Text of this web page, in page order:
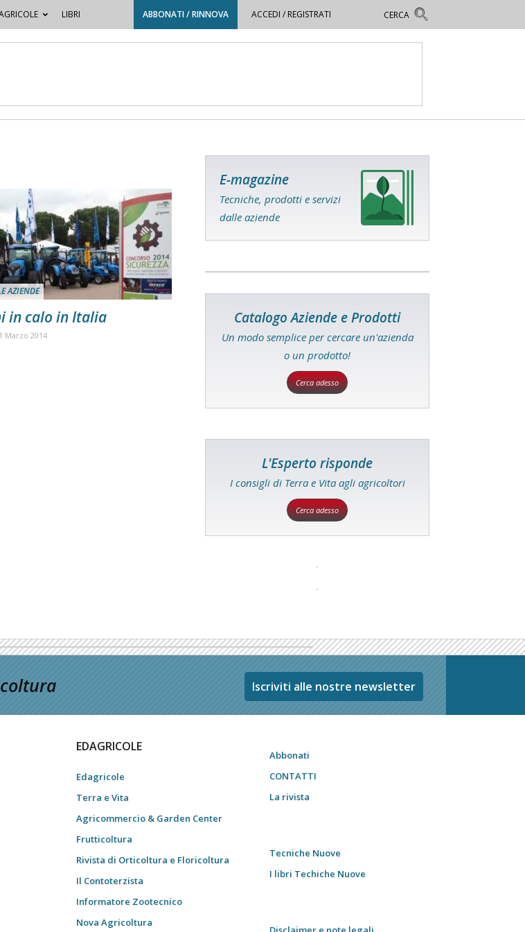
LIBRI ABBONATI / RINNOVA ACCEDI / REGISTRATI
AZIENDE
in calo in Italia
Marzo 2014
E-magazine
Tecniche, prodotti e servizi
dalle aziende
Catalogo Aziende e Prodotti
Un modo semplice per cercare un'azienda
o un prodotto!
Cerca adesso
L'Esperto risponde
I consigli di Terra e Vita agli agricoltori
Cerca adesso
Iscriviti alle nostre newsletter
EDAGRICOLE
Edagricole
Terra e Vita
Agricommercio & Garden Center
Frutticoltura
Rivista di Orticoltura e Floricoltura
Il Contoterzista
Informatore Zootecnico
Nova Agricoltura
Abbonati
CONTATTI
La rivista
Tecniche Nuove
I libri Techiche Nuove